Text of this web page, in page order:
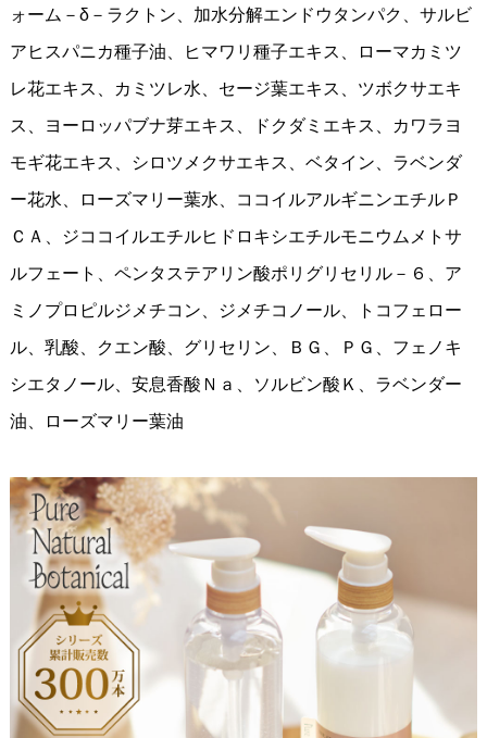
ォーム－δ－ラクトン、加水分解エンドウタンパク、サルビ
アヒスパニカ種子油、ヒマワリ種子エキス、ローマカミツ
レ花エキス、カミツレ水、セージ葉エキス、ツボクサエキ
ス、ヨーロッパブナ芽エキス、ドクダミエキス、カワラヨ
モギ花エキス、シロツメクサエキス、ベタイン、ラベンダ
ー花水、ローズマリー葉水、ココイルアルギニンエチルＰ
ＣＡ、ジココイルエチルヒドロキシエチルモニウムメトサ
ルフェート、ペンタステアリン酸ポリグリセリル－６、ア
ミノプロピルジメチコン、ジメチコノール、トコフェロー
ル、乳酸、クエン酸、グリセリン、ＢＧ、ＰＧ、フェノキ
シエタノール、安息香酸Ｎａ、ソルビン酸Ｋ、ラベンダー
油、ローズマリー葉油